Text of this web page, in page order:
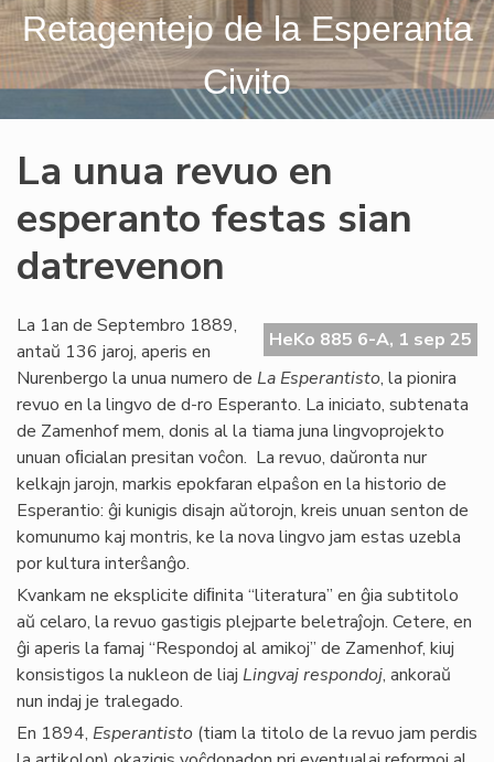
Retagentejo de la Esperanta
Civito
La unua revuo en
esperanto festas sian
datrevenon
HeKo 885 6-A, 1 sep 25
La 1an de Septembro 1889,
antaŭ 136 jaroj, aperis en
Nurenbergo la unua numero de La Esperantisto, la pionira
revuo en la lingvo de d-ro Esperanto. La iniciato, subtenata
de Zamenhof mem, donis al la tiama juna lingvoprojekto
unuan oﬁcialan presitan voĉon. La revuo, daŭronta nur
kelkajn jarojn, markis epokfaran elpaŝon en la historio de
Esperantio: ĝi kunigis disajn aŭtorojn, kreis unuan senton de
komunumo kaj montris, ke la nova lingvo jam estas uzebla
por kultura interŝanĝo.
Kvankam ne eksplicite diﬁnita “literatura” en ĝia subtitolo
aŭ celaro, la revuo gastigis plejparte beletraĵojn. Cetere, en
ĝi aperis la famaj “Respondoj al amikoj” de Zamenhof, kiuj
konsistigos la nukleon de liaj Lingvaj respondoj, ankoraŭ
nun indaj je tralegado.
En 1894, Esperantisto (tiam la titolo de la revuo jam perdis